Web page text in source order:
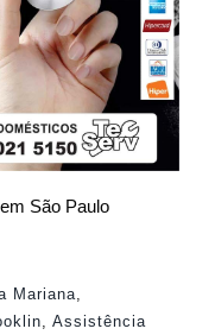
São Paulo
Mariana
Assistência